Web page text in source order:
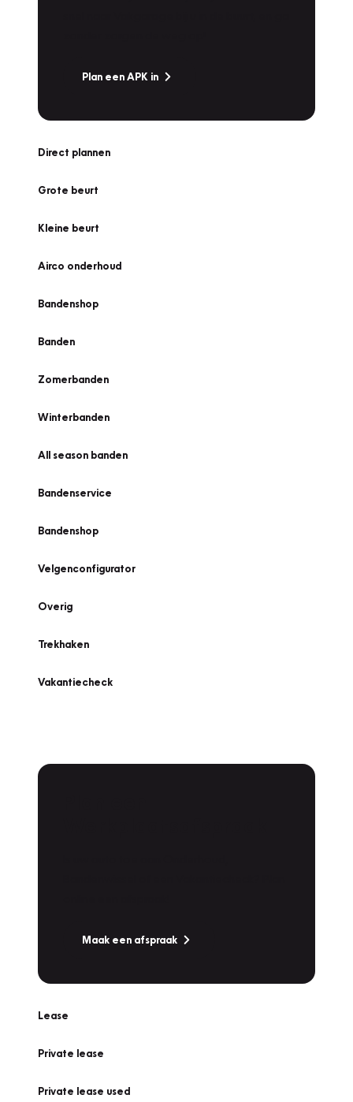
Plan een APK in
Direct plannen
Grote beurt
Kleine beurt
Airco onderhoud
Bandenshop
Banden
Zomerbanden
Winterbanden
All season banden
Bandenservice
Bandenshop
Velgenconfigurator
Overig
Trekhaken
Vakantiecheck
Maak een afspraak
Lease
Private lease
Private lease used